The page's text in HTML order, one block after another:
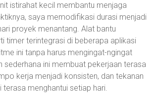
istirahat kecil membantu menjaga
saya memodifikasi durasi menjadi
proyek menantang. Alat bantu
timer terintegrasi di beberapa aplikasi
ini tanpa harus mengingat-ngingat
sederhana ini membuat pekerjaan terasa
kerja menjadi konsisten, dan tekanan
terasa menghantui setiap hari.